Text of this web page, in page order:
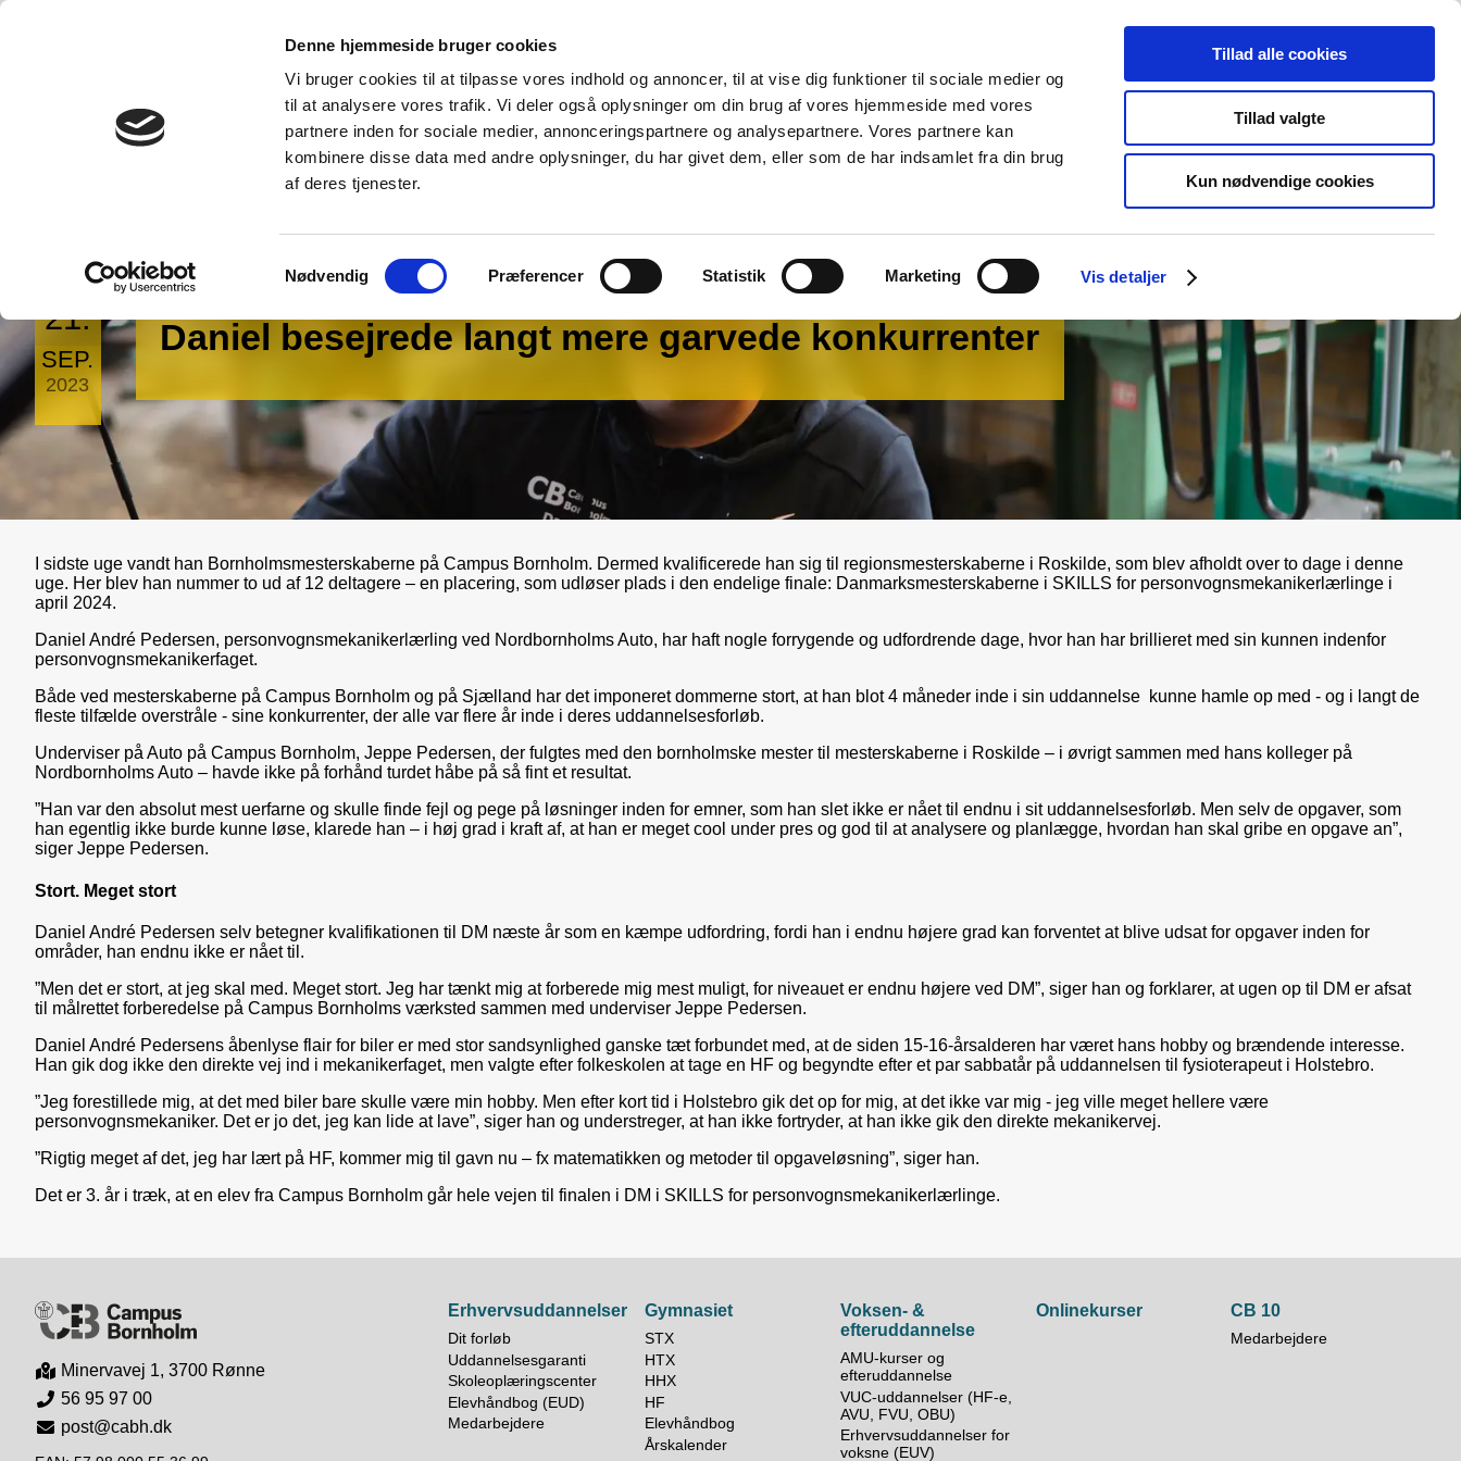
Denne hjemmeside bruger cookies
Vi bruger cookies til at tilpasse vores indhold og annoncer, til at vise dig funktioner til sociale medier og
til at analysere vores trafik. Vi deler også oplysninger om din brug af vores hjemmeside med vores
partnere inden for sociale medier, annonceringspartnere og analysepartnere. Vores partnere kan
kombinere disse data med andre oplysninger, du har givet dem, eller som de har indsamlet fra din brug
af deres tjenester.
Samtykkevalg
Nødvendig Præferencer Statistik Marketing Vis detaljer
Tillad alle cookies
Tillad valgte
Kun nødvendige cookies
Erhvervsuddannelser Gymnasiet
Om Campus Bornholm KONTAKT
Søg
21.
SEP.
2023
Daniel besejrede langt mere garvede konkurrenter
I sidste uge vandt han Bornholmsmesterskaberne på Campus Bornholm. Dermed kvalificerede han sig til regionsmesterskaberne i Roskilde, som blev afholdt over to dage i denne
uge. Her blev han nummer to ud af 12 deltagere – en placering, som udløser plads i den endelige finale: Danmarksmesterskaberne i SKILLS for personvognsmekanikerlærlinge i
april 2024.
Daniel André Pedersen, personvognsmekanikerlærling ved Nordbornholms Auto, har haft nogle forrygende og udfordrende dage, hvor han har brillieret med sin kunnen indenfor
personvognsmekanikerfaget.
Både ved mesterskaberne på Campus Bornholm og på Sjælland har det imponeret dommerne stort, at han blot 4 måneder inde i sin uddannelse kunne hamle op med - og i langt de
fleste tilfælde overstråle - sine konkurrenter, der alle var flere år inde i deres uddannelsesforløb.
Underviser på Auto på Campus Bornholm, Jeppe Pedersen, der fulgtes med den bornholmske mester til mesterskaberne i Roskilde – i øvrigt sammen med hans kolleger på
Nordbornholms Auto – havde ikke på forhånd turdet håbe på så fint et resultat.
”Han var den absolut mest uerfarne og skulle finde fejl og pege på løsninger inden for emner, som han slet ikke er nået til endnu i sit uddannelsesforløb. Men selv de opgaver, som
han egentlig ikke burde kunne løse, klarede han – i høj grad i kraft af, at han er meget cool under pres og god til at analysere og planlægge, hvordan han skal gribe en opgave an”,
siger Jeppe Pedersen.
Stort. Meget stort
Daniel André Pedersen selv betegner kvalifikationen til DM næste år som en kæmpe udfordring, fordi han i endnu højere grad kan forventet at blive udsat for opgaver inden for
områder, han endnu ikke er nået til.
”Men det er stort, at jeg skal med. Meget stort. Jeg har tænkt mig at forberede mig mest muligt, for niveauet er endnu højere ved DM”, siger han og forklarer, at ugen op til DM er afsat
til målrettet forberedelse på Campus Bornholms værksted sammen med underviser Jeppe Pedersen.
Daniel André Pedersens åbenlyse flair for biler er med stor sandsynlighed ganske tæt forbundet med, at de siden 15-16-årsalderen har været hans hobby og brændende interesse.
Han gik dog ikke den direkte vej ind i mekanikerfaget, men valgte efter folkeskolen at tage en HF og begyndte efter et par sabbatår på uddannelsen til fysioterapeut i Holstebro.
”Jeg forestillede mig, at det med biler bare skulle være min hobby. Men efter kort tid i Holstebro gik det op for mig, at det ikke var mig - jeg ville meget hellere være
personvognsmekaniker. Det er jo det, jeg kan lide at lave”, siger han og understreger, at han ikke fortryder, at han ikke gik den direkte mekanikervej.
”Rigtig meget af det, jeg har lært på HF, kommer mig til gavn nu – fx matematikken og metoder til opgaveløsning”, siger han.
Det er 3. år i træk, at en elev fra Campus Bornholm går hele vejen til finalen i DM i SKILLS for personvognsmekanikerlærlinge.
Minervavej 1, 3700 Rønne
56 95 97 00
post@cabh.dk
Erhvervsuddannelser
Dit forløb
Uddannelsesgaranti
Skoleoplæringscenter
Elevhåndbog (EUD)
Medarbejdere
Gymnasiet
STX
HTX
HHX
HF
Elevhåndbog
Årskalender
Voksen- &
efteruddannelse
AMU-kurser og
efteruddannelse
VUC-uddannelser (HF-e,
AVU, FVU, OBU)
Erhvervsuddannelser for
voksne (EUV)
Onlinekurser CB 10
Medarbejdere